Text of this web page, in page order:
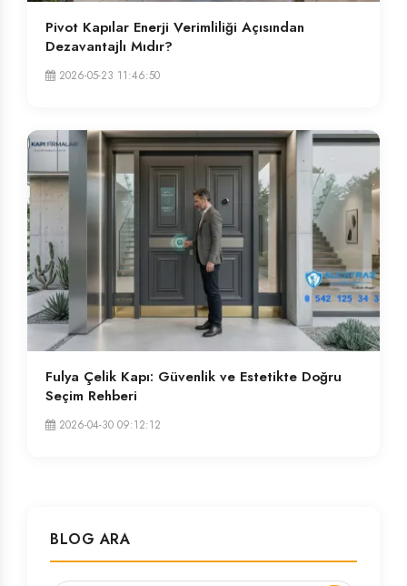
Pivot Kapılar Enerji Verimliliği Açısından
Dezavantajlı Mıdır?
2026-05-23 11:46:50
Fulya Çelik Kapı: Güvenlik ve Estetikte Doğru
Seçim Rehberi
2026-04-30 09:12:12
BLOG ARA